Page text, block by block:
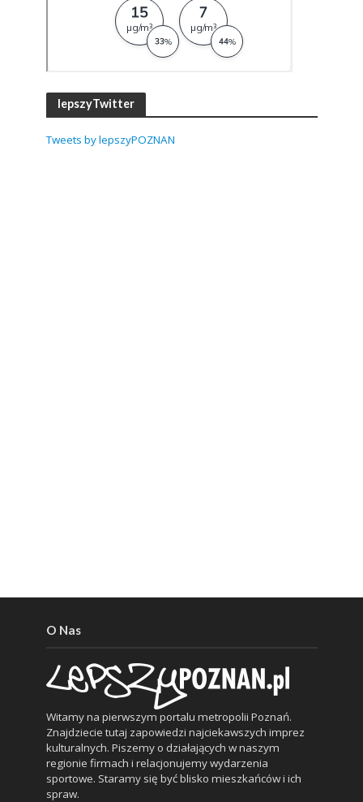
lepszyTwitter
Tweets by lepszyPOZNAN
O Nas
Witamy na pierwszym portalu metropolii Poznań.
Znajdziecie tutaj zapowiedzi najciekawszych imprez
kulturalnych. Piszemy o działających w naszym
regionie firmach i relacjonujemy wydarzenia
sportowe. Staramy się być blisko mieszkańców i ich
spraw.